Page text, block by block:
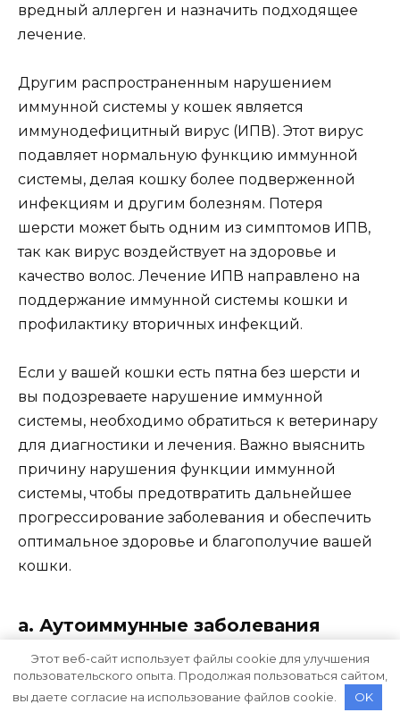
вредный аллерген и назначить подходящее
лечение.
Другим распространенным нарушением
иммунной системы у кошек является
иммунодефицитный вирус (ИПВ). Этот вирус
подавляет нормальную функцию иммунной
системы, делая кошку более подверженной
инфекциям и другим болезням. Потеря
шерсти может быть одним из симптомов ИПВ,
так как вирус воздействует на здоровье и
качество волос. Лечение ИПВ направлено на
поддержание иммунной системы кошки и
профилактику вторичных инфекций.
Если у вашей кошки есть пятна без шерсти и
вы подозреваете нарушение иммунной
системы, необходимо обратиться к ветеринару
для диагностики и лечения. Важно выяснить
причину нарушения функции иммунной
системы, чтобы предотвратить дальнейшее
прогрессирование заболевания и обеспечить
оптимальное здоровье и благополучие вашей
кошки.
а. Аутоиммунные заболевания
Некоторые из наиболее распространенных
аутоиммунных заболеваний у кошек включают
пузырчатку, системную красную волчанку и
Этот веб-сайт использует файлы cookie для улучшения
пользовательского опыта. Продолжая пользоваться сайтом,
вы даете согласие на использование файлов cookie.
OK